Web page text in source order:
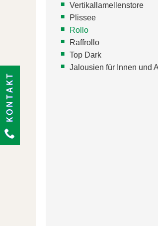
Vertikallamellenstore
Plissee
Rollo
Raffrollo
Top Dark
Jalousien für Innen und